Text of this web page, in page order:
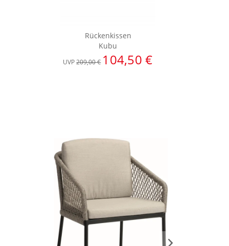
Rückenkissen
Kubu
UVP209,00 € 104,50 €